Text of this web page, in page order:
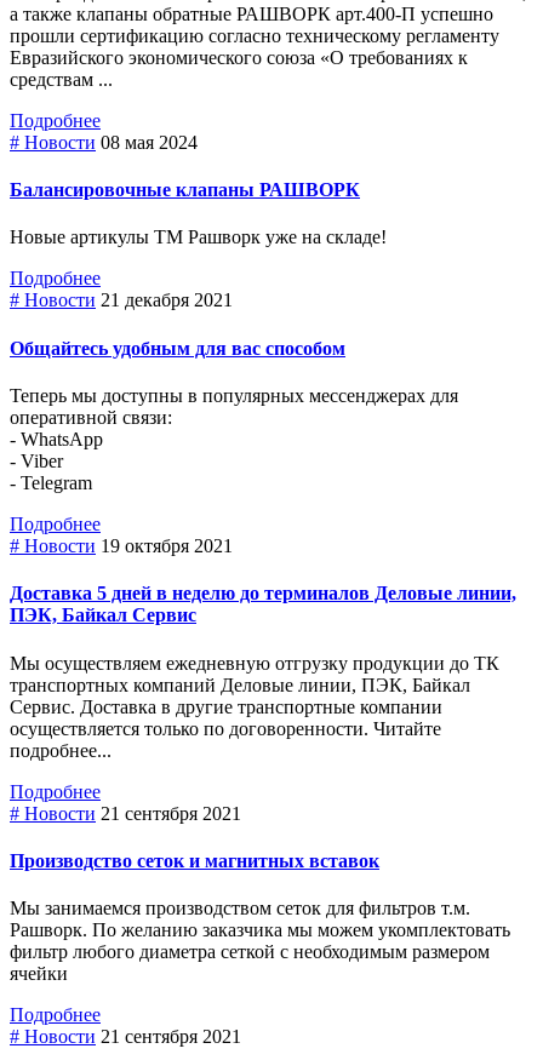
а также клапаны обратные РАШВОРК арт.400-П успешно
прошли сертификацию согласно техническому регламенту
Евразийского экономического союза «О требованиях к
средствам ...
Подробнее
# Новости 08 мая 2024
Балансировочные клапаны РАШВОРК
Новые артикулы ТМ Рашворк уже на складе!
Подробнее
# Новости 21 декабря 2021
Общайтесь удобным для вас способом
Теперь мы доступны в популярных мессенджерах для
оперативной связи:
- WhatsApp
- Viber
- Telegram
Подробнее
# Новости 19 октября 2021
Доставка 5 дней в неделю до терминалов Деловые линии,
ПЭК, Байкал Сервис
Мы осуществляем ежедневную отгрузку продукции до ТК
транспортных компаний Деловые линии, ПЭК, Байкал
Сервис. Доставка в другие транспортные компании
осуществляется только по договоренности. Читайте
подробнее...
Подробнее
# Новости 21 сентября 2021
Производство сеток и магнитных вставок
Мы занимаемся производством сеток для фильтров т.м.
Рашворк. По желанию заказчика мы можем укомплектовать
фильтр любого диаметра сеткой с необходимым размером
ячейки
Подробнее
# Новости 21 сентября 2021